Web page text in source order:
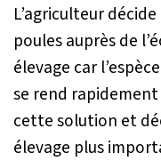
L’agriculteur
poules auprès de
élevage car
se rend
cette solution et
élevage plus